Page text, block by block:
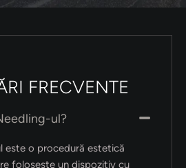
FRECVENTE
ul?
este o procedură estetică
folosește un dispozitiv cu